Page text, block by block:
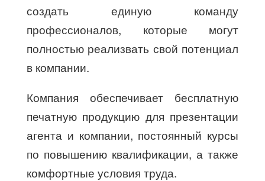
создать единую команду
профессионалов, которые могут
полностью реализвать свой потенциал
в компании.
Компания обеспечивает бесплатную
печатную продукцию для презентации
агента и компании, постоянный курсы
по повышению квалификации, а также
комфортные условия труда.